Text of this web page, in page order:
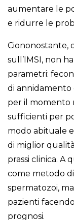
aumentare le
e ridurre le
Ciononostante,
sull’IMSI, non
parametri:
di annidamento
per il momento
sufficienti per
modo abituale
di miglior
prassi clinica. A
come metodo
spermatozoi,
pazienti
prognosi.